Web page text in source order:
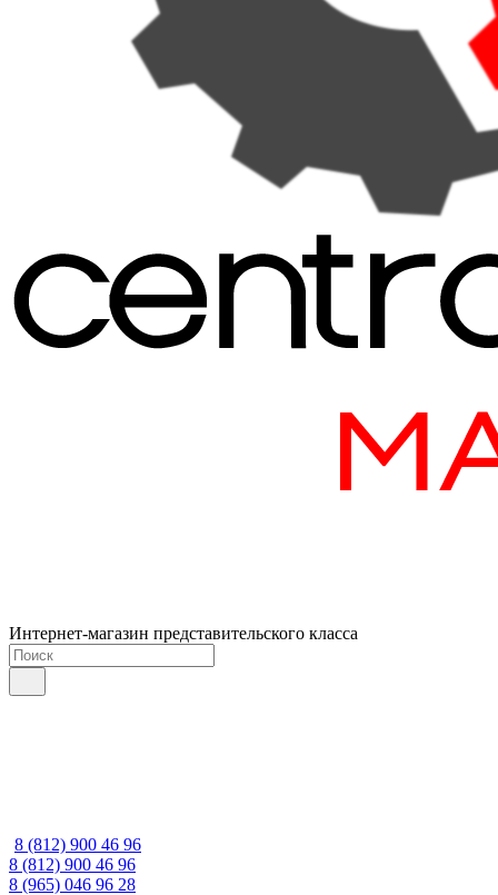
Интернет-магазин представительского класса
8 (812) 900 46 96
8 (812) 900 46 96
8 (965) 046 96 28